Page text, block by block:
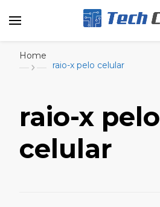
Home
raio-x pelo celular
raio-x pelo
celular